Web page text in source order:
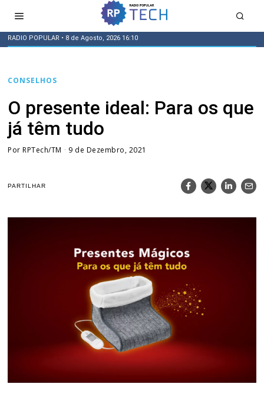
RADIO POPULAR • 8 de Agosto, 2026 16:10
CONSELHOS
O presente ideal: Para os que
já têm tudo
PorRPTech/TM 9 de Dezembro, 2021
PARTILHAR